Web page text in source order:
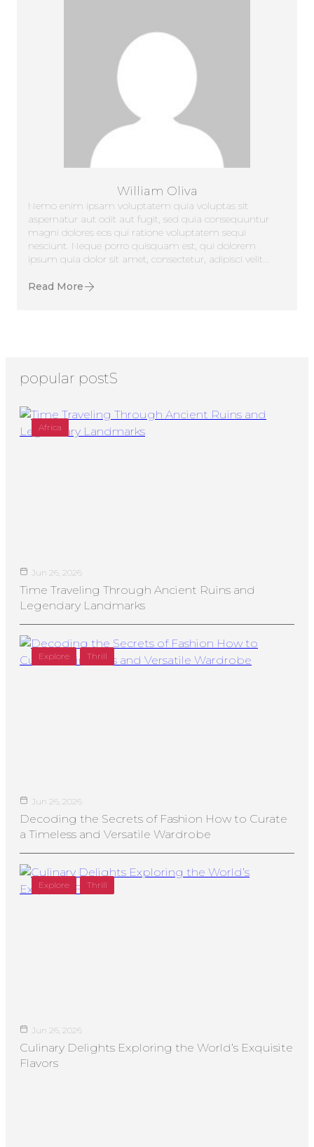
William Oliva
Nemo enim ipsam voluptatem quia voluptas sit
aspernatur aut odit aut fugit, sed quia consequuntur
magni dolores eos qui ratione voluptatem sequi
nesciunt. Neque porro quisquam est, qui dolorem
ipsum quia dolor sit amet, consectetur, adipisci velit...
Read More
popular postS
Africa
Jun 26, 2026
Time Traveling Through Ancient Ruins and
Legendary Landmarks
Explore Thrill
Jun 26, 2026
Decoding the Secrets of Fashion How to Curate
a Timeless and Versatile Wardrobe
Explore Thrill
Jun 26, 2026
Culinary Delights Exploring the World’s Exquisite
Flavors